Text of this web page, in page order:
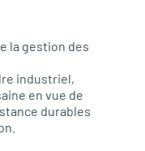
la gestion des
industriel,
en vue de
durables